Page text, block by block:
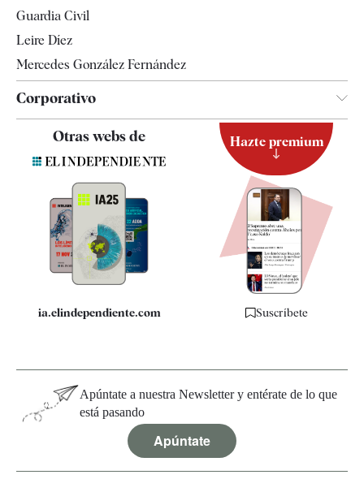
Guardia Civil
Leire Díez
Mercedes González Fernández
Corporativo
Contacto
Quiénes somos
Especificaciones
Otras webs de
ia.elindependiente.com
Hazte premium
Suscríbete
Apúntate a nuestra Newsletter y entérate de lo que
está pasando
Apúntate